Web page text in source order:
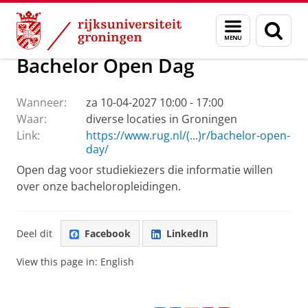
Skip
Content
Skip
Navigation
Menu
en
zoeken
Over ons Voorlichting
Bachelor Open Dag
Wanneer:
za 10-04-2027 10:00 - 17:00
Waar:
diverse locaties in Groningen
Link:
https://www.rug.nl/(...)r/bachelor-open-
day/
Open dag voor studiekiezers die informatie willen
over onze bacheloropleidingen.
Deel dit Facebook LinkedIn
View this page in: English